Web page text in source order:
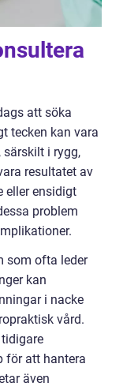
att söka
tecken kan vara
särskilt i rygg,
resultatet av
eller ensidigt
problem
som ofta leder
kan
i nacke
vård.
för att hantera
även